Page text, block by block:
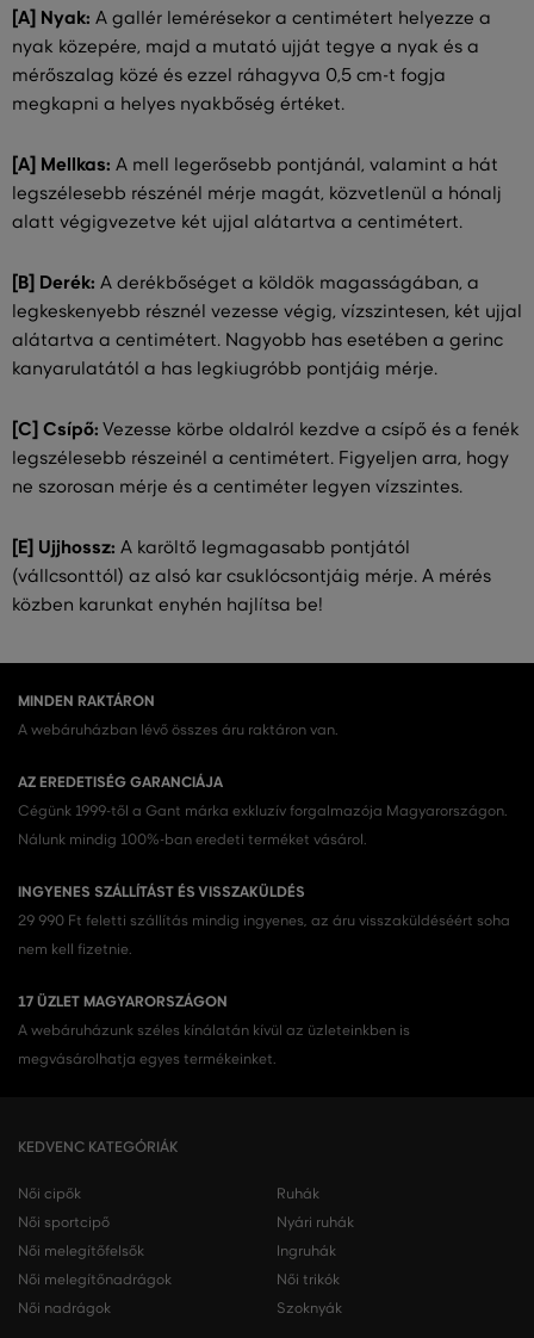
[A] Nyak: A gallér lemérésekor a centimétert helyezze a
nyak közepére, majd a mutató ujját tegye a nyak és a
mérőszalag közé és ezzel ráhagyva 0,5 cm-t fogja
megkapni a helyes nyakbőség értéket.
[A] Mellkas: A mell legerősebb pontjánál, valamint a hát
legszélesebb részénél mérje magát, közvetlenül a hónalj
alatt végigvezetve két ujjal alátartva a centimétert.
[B] Derék: A derékbőséget a köldök magasságában, a
legkeskenyebb résznél vezesse végig, vízszintesen, két ujjal
alátartva a centimétert. Nagyobb has esetében a gerinc
kanyarulatától a has legkiugróbb pontjáig mérje.
[C] Csípő: Vezesse körbe oldalról kezdve a csípő és a fenék
legszélesebb részeinél a centimétert. Figyeljen arra, hogy
ne szorosan mérje és a centiméter legyen vízszintes.
[E] Ujjhossz: A karöltő legmagasabb pontjától
(vállcsonttól) az alsó kar csuklócsontjáig mérje. A mérés
közben karunkat enyhén hajlítsa be!
MINDEN RAKTÁRON
A webáruházban lévő összes áru raktáron van.
AZ EREDETISÉG GARANCIÁJA
Cégünk 1999-től a Gant márka exkluzív forgalmazója Magyarországon.
Nálunk mindig 100%-ban eredeti terméket vásárol.
INGYENES SZÁLLÍTÁST ÉS VISSZAKÜLDÉS
29 990 Ft feletti szállítás mindig ingyenes, az áru visszaküldéséért soha
nem kell fizetnie.
17 ÜZLET MAGYARORSZÁGON
A webáruházunk széles kínálatán kívül az üzleteinkben is
megvásárolhatja egyes termékeinket.
KEDVENC KATEGÓRIÁK
Női cipők
Női sportcipő
Női melegítőfelsők
Női melegítőnadrágok
Női nadrágok
Ruhák
Nyári ruhák
Ingruhák
Női trikók
Szoknyák